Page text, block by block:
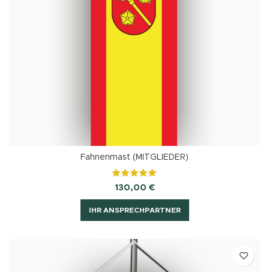
Fahnenmast (MITGLIEDER)
130,00 €
IHR ANSPRECHPARTNER